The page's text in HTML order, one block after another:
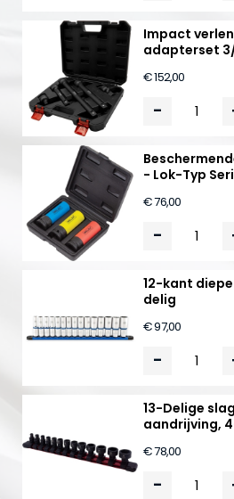
Impact
adapterset
€ 152,00
-
- Lok-Typ
€ 76,00
-
12-kant
delig
€ 97,00
-
13-Delige
aandrijving,
€ 78,00
-